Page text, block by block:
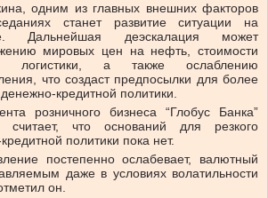
одним из главных внешних факторов
станет развитие ситуации на
Дальнейшая деэскалация может
мировых цен на нефть, стоимости
и логистики, а также ослаблению
что создаст предпосылки для более
кредитной политики.
розничного бизнеса “Глобус Банка”
считает, что оснований для резкого
политики пока нет.
постепенно ослабевает, валютный
даже в условиях волатильности
он.